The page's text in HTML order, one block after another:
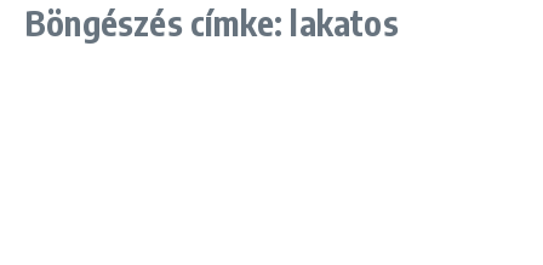
Böngészés címke: lakatos